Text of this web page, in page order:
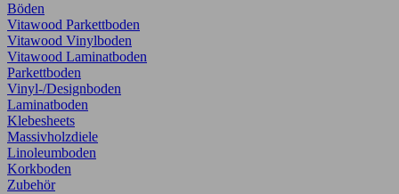
Böden
Vitawood Parkettboden
Vitawood Vinylboden
Vitawood Laminatboden
Parkettboden
Vinyl-/Designboden
Laminatboden
Klebesheets
Massivholzdiele
Linoleumboden
Korkboden
Zubehör